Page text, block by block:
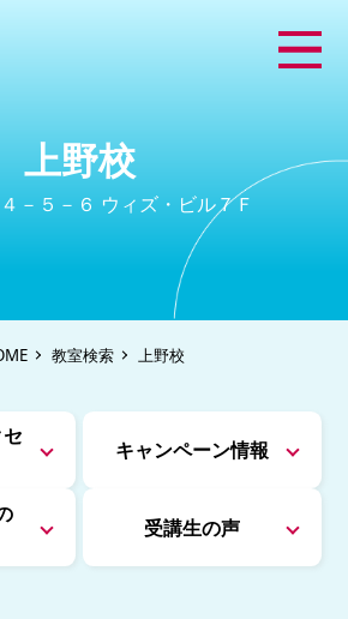
上野校
－５－６ ウィズ・ビル７Ｆ
教室検索 上野校
キャンペーン情報
受講生の声